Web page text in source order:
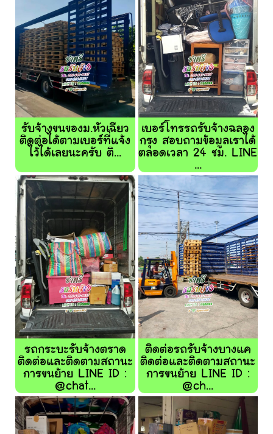
รับจ้างขนของม.หัวเฉียว
ติดต่อได้ตามเบอร์ที่แจ้ง
ไว้ได้เลยนะครับ ติ...
เบอร์โทรรถรับจ้างฉลอง
กรุง สอบถามข้อมูลเราได้
ตลอดเวลา 24 ชม. LINE
...
รถกระบะรับจ้างตราด
ติดต่อและติดตามสถานะ
การขนย้าย LINE ID :
@chat...
ติดต่อรถรับจ้างบางแค
ติดต่อและติดตามสถานะ
การขนย้าย LINE ID :
@ch...